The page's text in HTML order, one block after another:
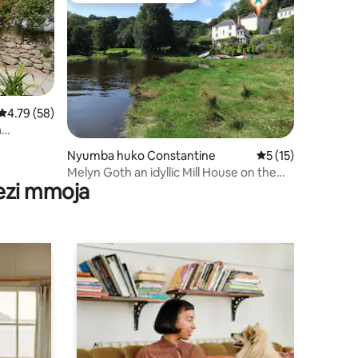
wa wastani wa 4.79 kati ya 5, tathmini 58
4.79 (58)
Nyumba huko Constantine Ukadiriaji wa
5 (15)
Melyn Goth an idyllic Mill House on the
Helford
mmoja